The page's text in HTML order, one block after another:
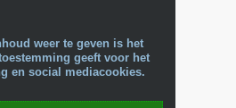
weer te geven is het
geeft voor het
en social mediacookies.